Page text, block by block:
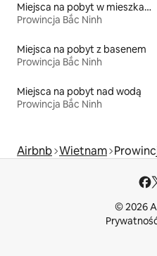
Miejsca na pobyt w mieszkaniach
Prowincja Bắc Ninh
Miejsca na pobyt z basenem
Prowincja Bắc Ninh
Miejsca na pobyt nad wodą
Prowincja Bắc Ninh
Airbnb Wietnam
© 2026